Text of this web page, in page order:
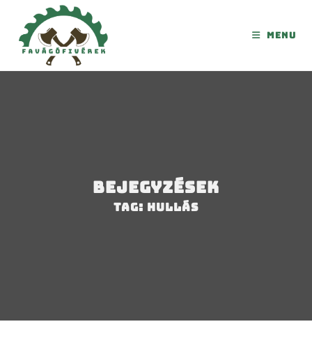
Menu
Bejegyzések
Tag: hullás